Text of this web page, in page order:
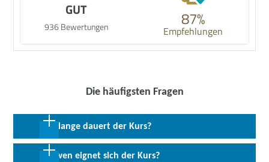
GUT
936 Bewertungen 87%
Empfehlungen
Die häufigsten Fragen
Wie lange dauert der Kurs?
6 Wochen in Vollzeit; 12 Wochen in Teilzeit
Für wen eignet sich der Kurs?